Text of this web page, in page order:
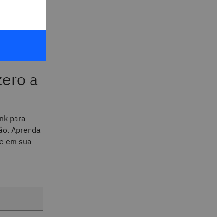
ele
a
para
Aprenda
em sua